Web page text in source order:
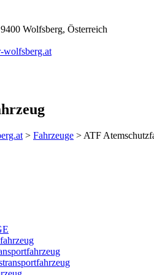
Wolfsberg, Österreich
wolfsberg.at
> Fahrzeuge > ATF